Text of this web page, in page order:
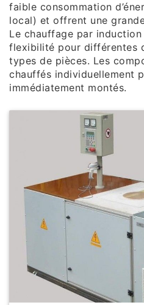
faible consommation
local) et offrent une
Le chauffage par
flexibilité pour différentes
types de pièces. Les
chauffés individuellement
immédiatement montés.